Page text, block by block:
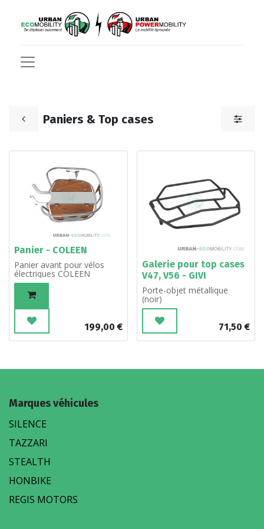
Paniers & Top cases
Panier - COLEEN
Panier avant pour vélos
électriques COLEEN
199,00 €
Galerie pour top cases
V47, V56 - GIVI
Porte-objet métallique
(noir)
71,50 €
Marques véhicules
SILENCE
TAZZARI
STEALTH
HONBIKE
REGIS MOTORS